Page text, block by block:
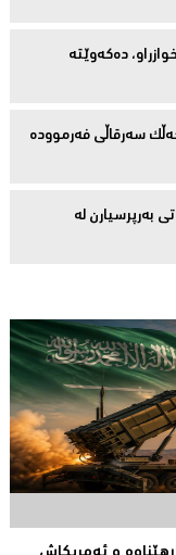
دەكەوێتە
سەرقاڵى فەرموودە
بەرپرسیارن لە